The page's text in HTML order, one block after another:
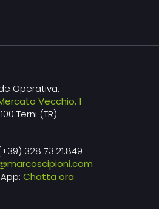
Operativa:
Vecchio, 1
Terni (TR)
328 73.21.849
Chatta ora